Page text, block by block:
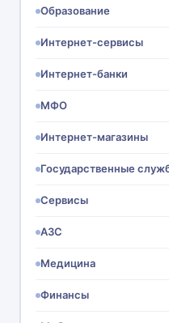
Образование
Интернет-сервисы
Интернет-банки
МФО
Интернет-магазины
Государственные
Сервисы
АЗС
Медицина
Финансы